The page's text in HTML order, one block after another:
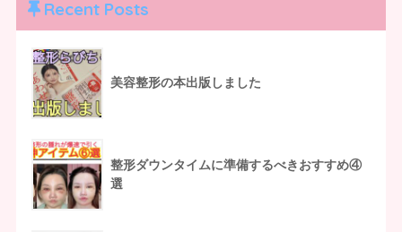
Recent Posts
美容整形の本出版しました
整形ダウンタイムに準備するべきおすすめ④
選